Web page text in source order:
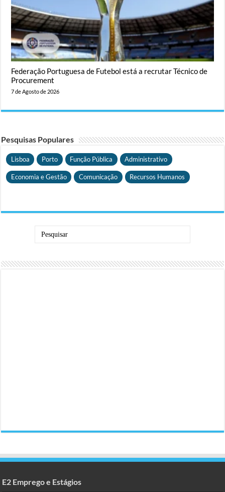
Federação Portuguesa de Futebol está a recrutar Técnico de
Procurement
7 de Agosto de 2026
Pesquisas Populares
Lisboa Porto Função Pública Administrativo
Economia e Gestão Comunicação Recursos Humanos
E2 Emprego e Estágios